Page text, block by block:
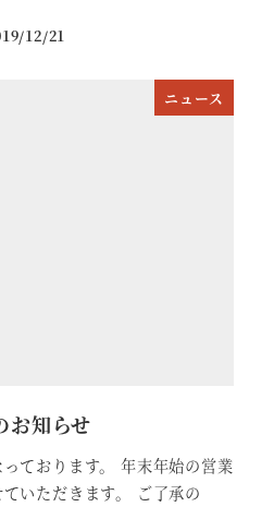
12/21
ニュース
お知らせ
ております。 年末年始の営業
いただきます。 ご了承の